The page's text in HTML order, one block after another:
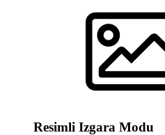
Resimli Izgara Modu